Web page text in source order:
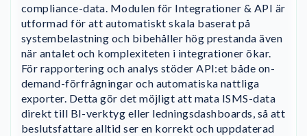
compliance-data. Modulen för Integrationer & API är
utformad för att automatiskt skala baserat på
systembelastning och bibehåller hög prestanda även
när antalet och komplexiteten i integrationer ökar.
För rapportering och analys stöder API:et både on-
demand-förfrågningar och automatiska nattliga
exporter. Detta gör det möjligt att mata ISMS-data
direkt till BI-verktyg eller ledningsdashboards, så att
beslutsfattare alltid ser en korrekt och uppdaterad